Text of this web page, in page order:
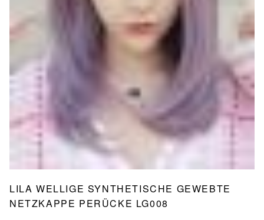
LILA WELLIGE SYNTHETISCHE GEWEBTE
NETZKAPPE PERÜCKE LG008